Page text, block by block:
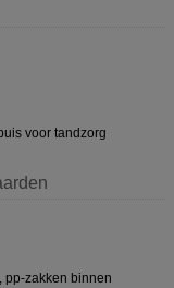
voor tandzorg
pp-zakken binnen